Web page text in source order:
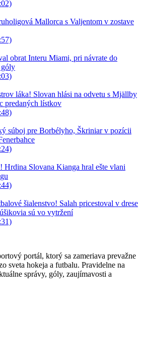
Mallorca s Valjentom v zostave
obrat Interu Miami, pri návrate do
góly
láka! Slovan hlási na odvetu s Mjällby
predaných lístkov
súboj pre Borbélyho, Škriniar v pozícii
Hrdina Slovana Kianga hral ešte vlani
šialenstvo! Salah pricestoval v drese
sú vo vytržení
portál, ktorý sa zameriava prevažne
sveta hokeja a futbalu. Pravidelne na
správy, góly, zaujímavosti a